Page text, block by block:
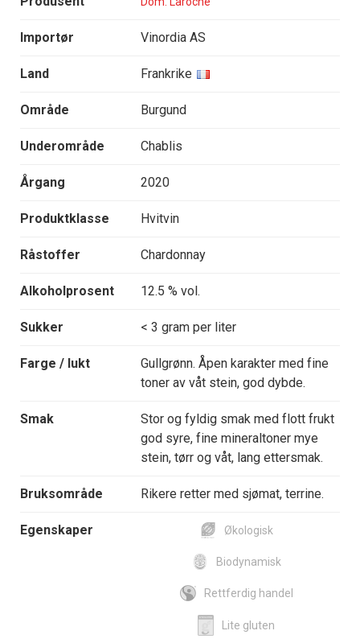
Importør Vinordia AS
Land Frankrike
Område Burgund
Underområde Chablis
Årgang 2020
Produktklasse Hvitvin
Råstoffer Chardonnay
Alkoholprosent 12.5 % vol.
Sukker < 3 gram per liter
Farge / lukt
Gullgrønn. Åpen karakter med fine
toner av våt stein, god dybde.
Smak
Stor og fyldig smak med flott frukt
god syre, fine mineraltoner mye
stein, tørr og våt, lang ettersmak.
Bruksområde Rikere retter med sjømat, terrine.
Egenskaper Økologisk
Biodynamisk
Rettferdig handel
Lite gluten